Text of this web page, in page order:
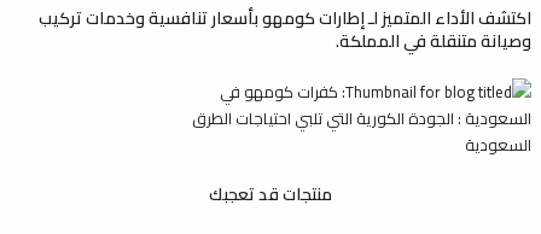
اكتشف الأداء المتميز لـ إطارات كومهو بأسعار تنافسية وخدمات تركيب
وصيانة متنقلة في المملكة.
منتجات قد تعجبك